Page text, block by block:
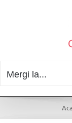
Mergi la...